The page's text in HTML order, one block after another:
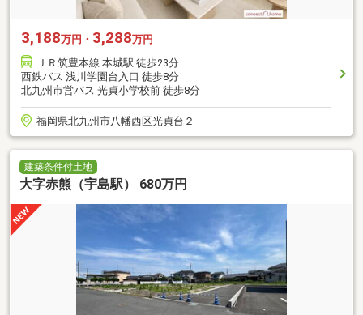
3,188万円・ 3,288万円
ＪＲ筑豊本線 本城駅 徒歩23分
西鉄バス 浅川学園台入口 徒歩8分
北九州市営バス 光貞小学校前 徒歩8分
福岡県北九州市八幡西区光貞台２
建築条件付土地
大字赤熊（宇島駅） 680万円